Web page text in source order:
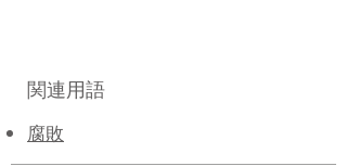
関連用語
​腐敗